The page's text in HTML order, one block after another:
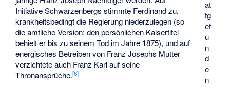
at
tg
ef
u
n
d
e
n
Initiative Schwarzenbergs stimmte Ferdinand zu,
krankheitsbedingt die Regierung niederzulegen (so
die amtliche Version; den persönlichen Kaisertitel
behielt er bis zu seinem Tod im Jahre 1875), und auf
energisches Betreiben von Franz Josephs Mutter
verzichtete auch Franz Karl auf seine
Thronansprüche.[6]